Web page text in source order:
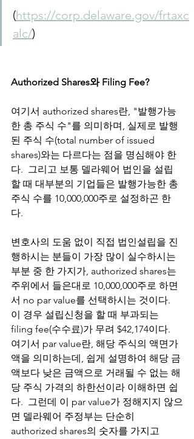
(https://corp.delaware.gov/frtaxc
alc/)
Authorized Shares와 Filing Fee?
여기서 authorized shares란, "발행가능
한 총 주식 수"를 의미하며, 실제로 발행
된 주식 수(total number of issued
shares)와는 다르다는 점을 명심해야 한
다.  그리고 보통 델라웨어 법인을 설립
할 때 대부분의 기업들은 발행가능한 총
주식 수를 10,000,000주로 설정하곤 한
다.
변호사의 도움 없이 직접 법인설립을 진
행하시는 분들이 가장 많이 실수하시는
부분 중 한 가지가, authorized shares는
주위에서 들은대로 10,000,000주로 하면
서 no par value를 선택하시는 것이다.
이 경우 설립신청을 할 때 부과되는
filing fee(수수료)가 무려 $42,174이다.
여기서 par value란, 해당 주식의 액면가
액을 의미하는데, 쉽게 설명하여 해당 금
액보다 낮은 금액으로 거래될 수 없는 해
당 주식 가격의 하한선이라 이해하면 쉽
다.  그런데 이 par value가 정해지지 않으
면 델라웨어 주정부는 단순히
authorized shares의 숫자를 가지고